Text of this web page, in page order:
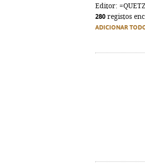
Editor:
280 registos
ADICIONAR